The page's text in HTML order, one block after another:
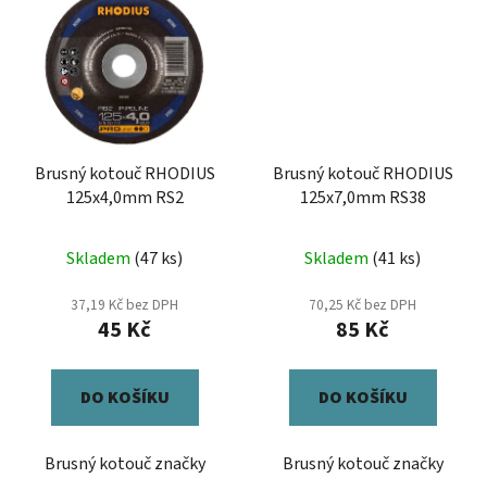
Brusný kotouč RHODIUS
125x4,0mm RS2
Skladem (47 ks)
37,19 Kč bez DPH
45 Kč
DO KOŠÍKU
Brusný kotouč značky
Brusný kotouč RHODIUS
125x7,0mm RS38
Skladem (41 ks)
70,25 Kč bez DPH
85 Kč
DO KOŠÍKU
Brusný kotouč značky